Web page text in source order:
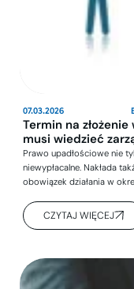
07.03.2026
Termin na
musi wiedzieć
Prawo upadłościowe nie
niewypłacalne. Nakłada
obowiązek działania w
CZYTAJ WIĘCEJ